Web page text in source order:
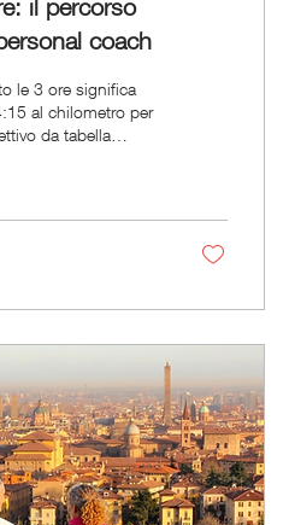
il percorso
coach
le 3 ore significa
al chilometro per
da tabella
In questo articolo
che seguiamo in
coach, dai requisiti